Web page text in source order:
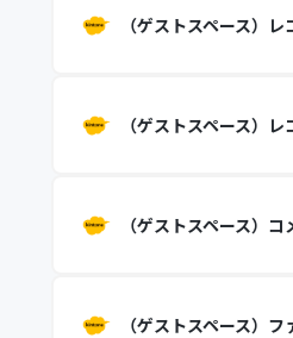
（ゲストスペース）
（ゲストスペース）
（ゲストスペース）
（ゲストスペース）